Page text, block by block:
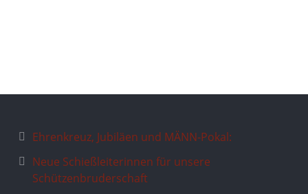
Ehrenkreuz, Jubiläen und MÄNN-Pokal:
Neue Schießleiterinnen für unsere
Schützenbruderschaft